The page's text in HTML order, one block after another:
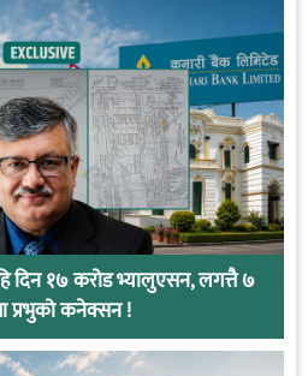
दिन १७ करोड भ्यालुएसन, लगत्तै ७
प्रभुको कनेक्सन !